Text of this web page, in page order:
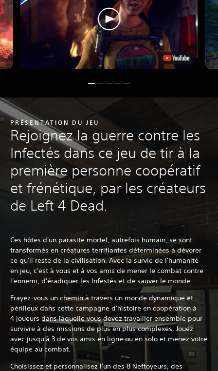
PRÉSENTATION DU JEU
Rejoignez la guerre contre les
Infectés dans ce jeu de tir à la
première personne coopératif
et frénétique, par les créateurs
de Left 4 Dead.
Ces hôtes d'un parasite mortel, autrefois humain, se sont
transformés en créatures terrifiantes déterminées à dévorer
ce qu'il reste de la civilisation. Avec la survie de l'humanité
en jeu, c'est à vous et à vos amis de mener le combat contre
l'ennemi, d'éradiquer les Infestés et de sauver le monde.
Frayez-vous un chemin à travers un monde dynamique et
périlleux dans cette campagne d'histoire en coopération à
4 joueurs dans laquelle vous devez travailler ensemble pour
survivre à des missions de plus en plus complexes. Jouez
avec jusqu'à 3 de vos amis en ligne ou en solo et menez votre
équipe au combat.
Choisissez et personnalisez l'un des 8 Nettoyeurs, des